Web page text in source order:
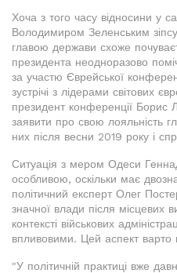
Хоча з того часу відносини у
Володимиром Зеленським
главою держави схоже
президента неодноразово
за участю Єврейської
зустрічі з лідерами світових
президент конференції Борис
заявити про свою лояльність
них після весни 2019 року і
Ситуація з мером Одеси
особливою, оскільки має
політичний експерт Олег
значної влади після місцевих
контексті військових
впливовими. Цей аспект варто
"У політичній практиці вже